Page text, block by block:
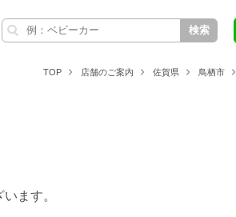
検索
TOP 店舗のご案内 佐賀県 鳥栖市
ます。